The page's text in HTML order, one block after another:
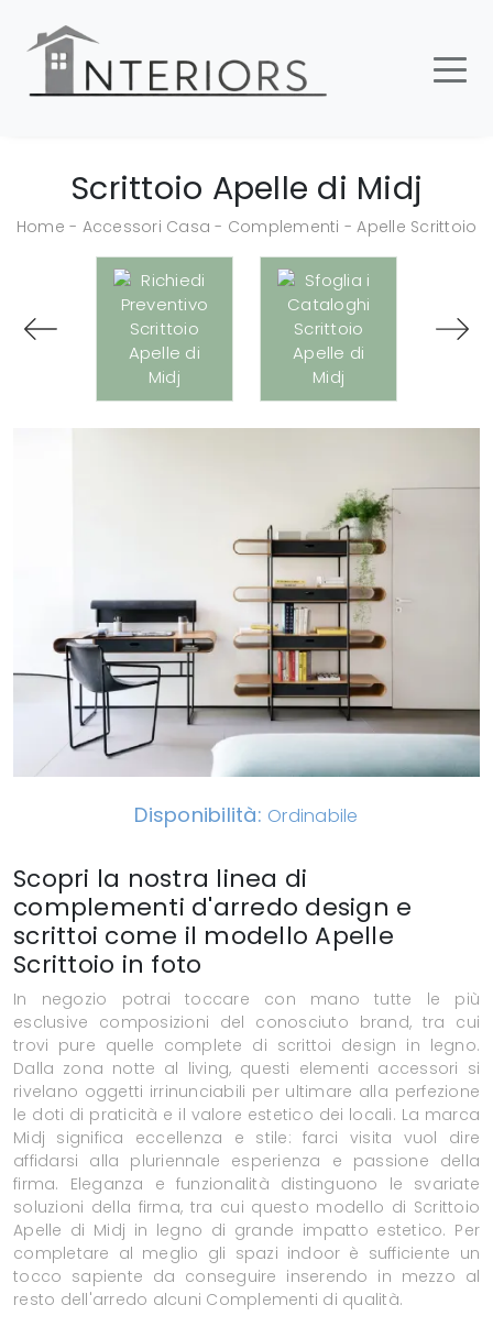
Scrittoio Apelle di Midj
Home - Accessori Casa - Complementi -Apelle Scrittoio
Disponibilità: Ordinabile
Scopri la nostra linea di
complementi d'arredo design e
scrittoi come il modello Apelle
Scrittoio in foto
In negozio potrai toccare con mano tutte le più
esclusive composizioni del conosciuto brand, tra cui
trovi pure quelle complete di scrittoi design in legno.
Dalla zona notte al living, questi elementi accessori si
rivelano oggetti irrinunciabili per ultimare alla perfezione
le doti di praticità e il valore estetico dei locali. La marca
Midj significa eccellenza e stile: farci visita vuol dire
affidarsi alla pluriennale esperienza e passione della
firma. Eleganza e funzionalità distinguono le svariate
soluzioni della firma, tra cui questo modello di Scrittoio
Apelle di Midj in legno di grande impatto estetico. Per
completare al meglio gli spazi indoor è sufficiente un
tocco sapiente da conseguire inserendo in mezzo al
resto dell'arredo alcuni Complementi di qualità.